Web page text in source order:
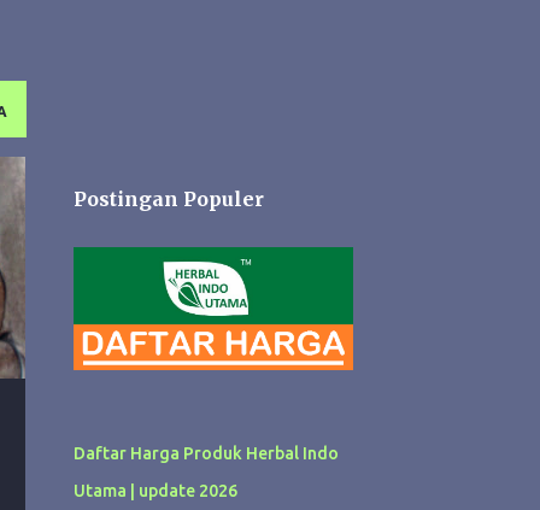
Postingan Populer
Daftar Harga Produk Herbal Indo
Utama | update 2026